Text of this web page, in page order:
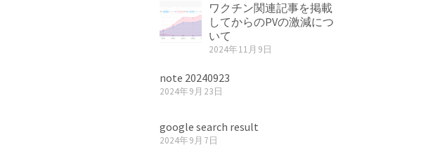
ワクチン関連記事を掲載
してからのPVの激減につ
いて
2024年11月9日
note 20240923
2024年9月23日
google search result
2024年9月7日